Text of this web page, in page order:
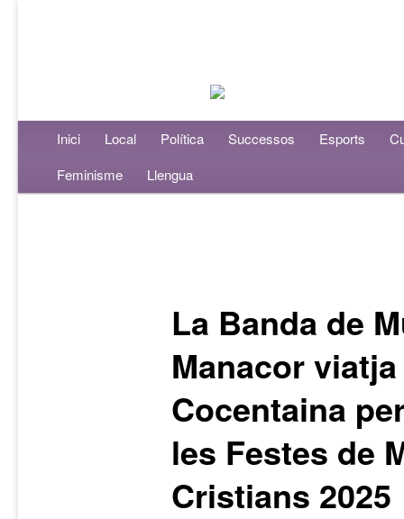
Menú principalAneu al contingut principal
Aneu al contingut secundari
Inici Local Política Successos Esports
Feminisme
Llengua
La Banda de
Manacor
Cocentaina
les Festes de
Cristians 2025